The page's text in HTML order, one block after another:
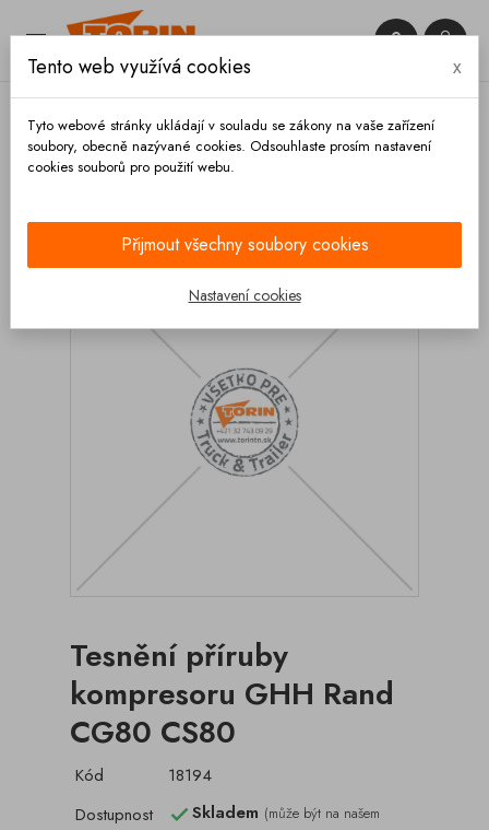
 

Tesnění příruby
kompresoru GHH Rand
CG80 CS80
Kód
18194
Dostupnost
Skladem (může být na našem
Tento web využívá cookies x
Tyto webové stránky ukládají v souladu se zákony na vaše zařízení
soubory, obecně nazývané cookies. Odsouhlaste prosím nastavení
cookies souborů pro použití webu.
Přijmout všechny soubory cookies
Nastavení cookies